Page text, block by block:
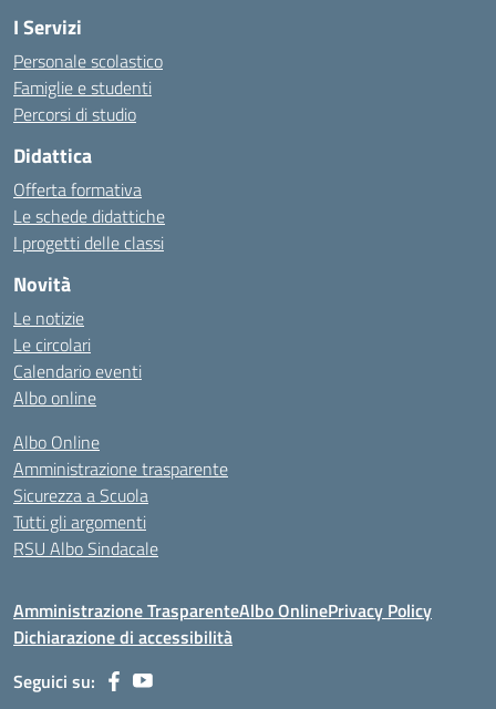
I Servizi
Personale scolastico
Famiglie e studenti
Percorsi di studio
Didattica
Offerta formativa
Le schede didattiche
I progetti delle classi
Novità
Le notizie
Le circolari
Calendario eventi
Albo online
Albo Online
Amministrazione trasparente
Sicurezza a Scuola
Tutti gli argomenti
RSU Albo Sindacale
Amministrazione TrasparenteAlbo OnlinePrivacy Policy
Dichiarazione di accessibilità
Seguici su: